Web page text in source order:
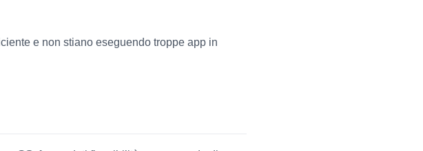
e non stiano eseguendo troppe app in